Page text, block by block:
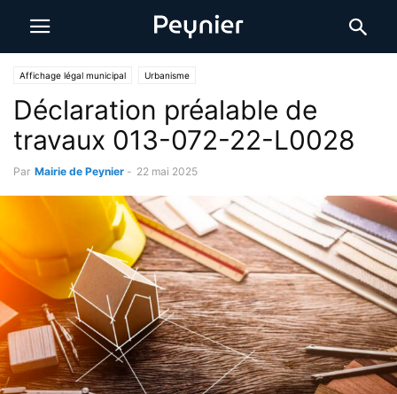
Affichage légal municipal Urbanisme
Déclaration préalable de
travaux 013-072-22-L0028
Par Mairie de Peynier - 22 mai 2025